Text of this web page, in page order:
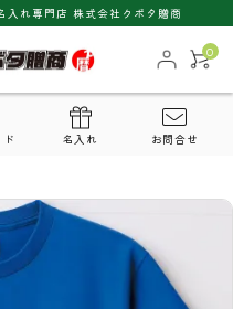
入れ専門店 株式会社クボタ贈商
0
名入れ お問合せ